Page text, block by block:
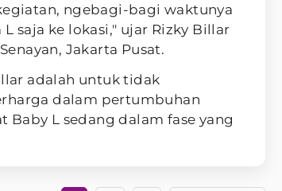
ngebagi-bagi waktunya
saja ke lokasi," ujar Rizky Billar
Jakarta Pusat.
adalah untuk tidak
dalam pertumbuhan
Baby L sedang dalam fase yang